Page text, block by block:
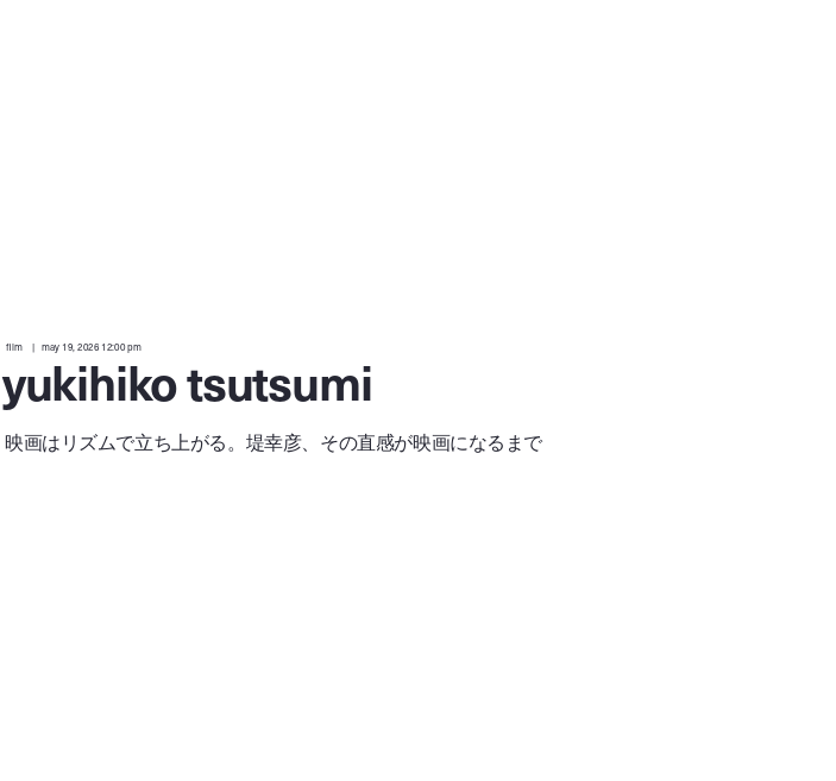
film may 19, 2026 12:00 pm
yukihiko tsutsumi
映画はリズムで立ち上がる。堤幸彦、その直感が映画になるまで